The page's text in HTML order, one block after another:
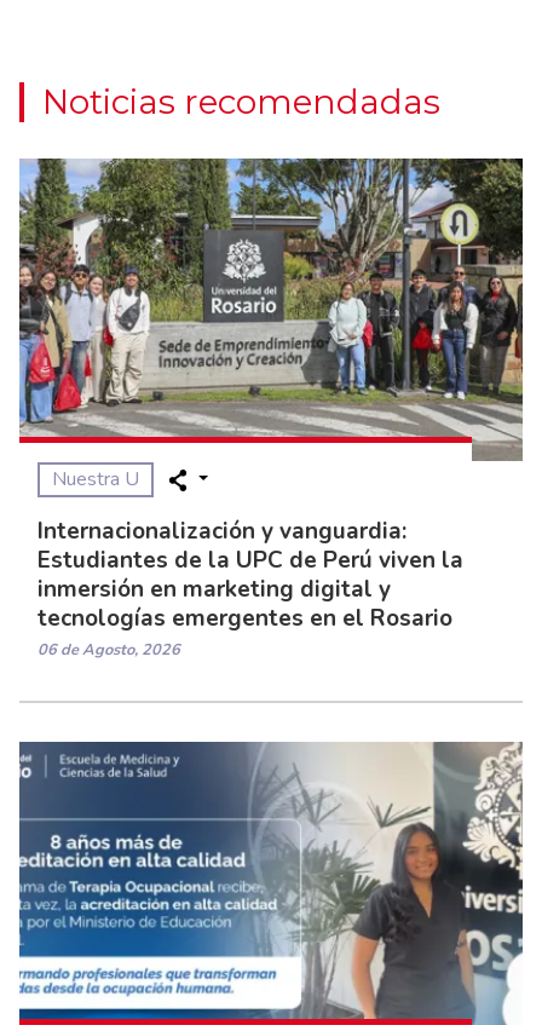
Noticias recomendadas
Nuestra U
Internacionalización y vanguardia:
Estudiantes de la UPC de Perú viven la
inmersión en marketing digital y
tecnologías emergentes en el Rosario
06 de Agosto, 2026